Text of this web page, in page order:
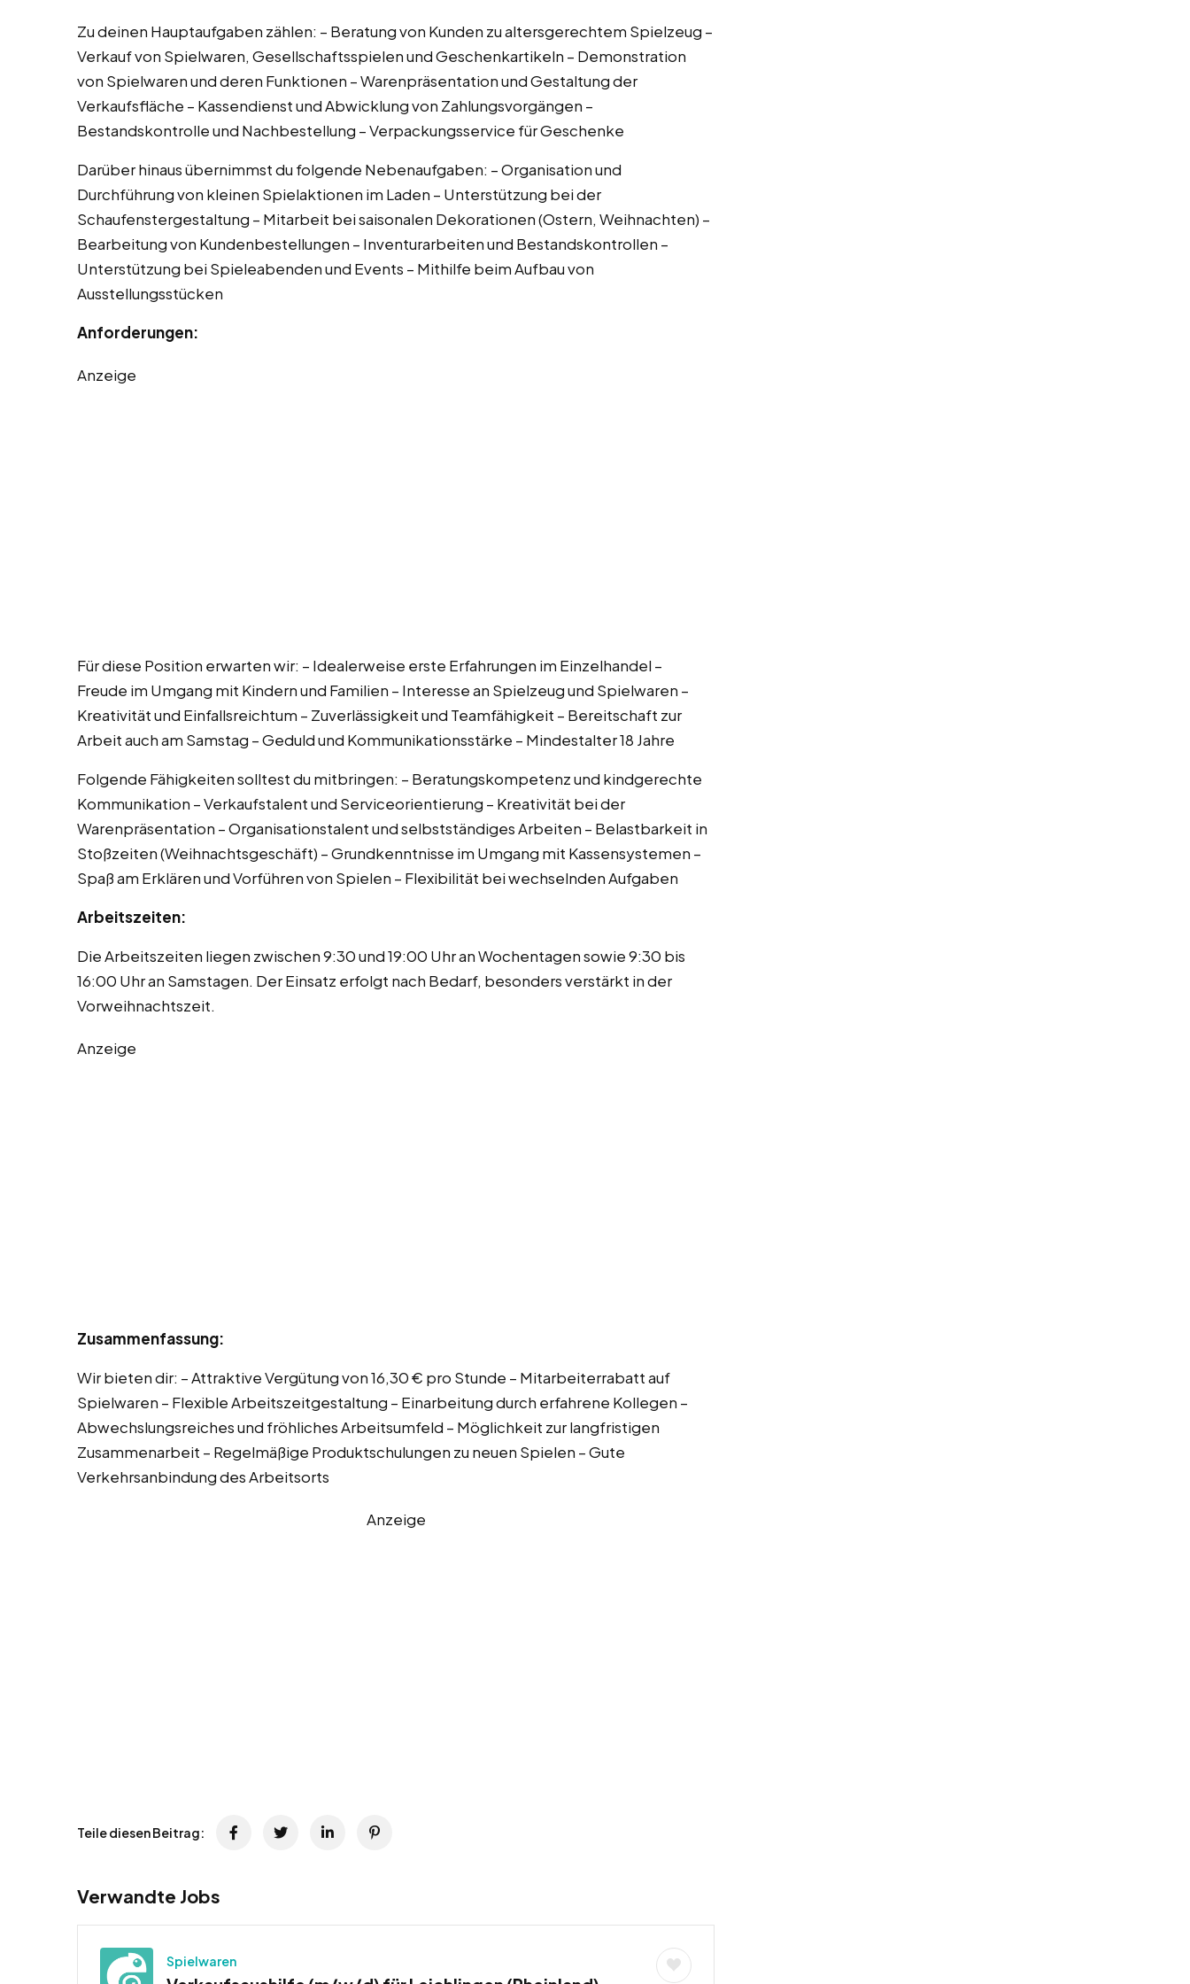
Zu deinen Hauptaufgaben zählen: – Beratung von Kunden zu altersgerechtem Spielzeug –
Verkauf von Spielwaren, Gesellschaftsspielen und Geschenkartikeln – Demonstration
von Spielwaren und deren Funktionen – Warenpräsentation und Gestaltung der
Verkaufsfläche – Kassendienst und Abwicklung von Zahlungsvorgängen –
Bestandskontrolle und Nachbestellung – Verpackungsservice für Geschenke
Darüber hinaus übernimmst du folgende Nebenaufgaben: – Organisation und
Durchführung von kleinen Spielaktionen im Laden – Unterstützung bei der
Schaufenstergestaltung – Mitarbeit bei saisonalen Dekorationen (Ostern, Weihnachten) –
Bearbeitung von Kundenbestellungen – Inventurarbeiten und Bestandskontrollen –
Unterstützung bei Spieleabenden und Events – Mithilfe beim Aufbau von
Ausstellungsstücken
Anforderungen:
Anzeige
Für diese Position erwarten wir: – Idealerweise erste Erfahrungen im Einzelhandel –
Freude im Umgang mit Kindern und Familien – Interesse an Spielzeug und Spielwaren –
Kreativität und Einfallsreichtum – Zuverlässigkeit und Teamfähigkeit – Bereitschaft zur
Arbeit auch am Samstag – Geduld und Kommunikationsstärke – Mindestalter 18 Jahre
Folgende Fähigkeiten solltest du mitbringen: – Beratungskompetenz und kindgerechte
Kommunikation – Verkaufstalent und Serviceorientierung – Kreativität bei der
Warenpräsentation – Organisationstalent und selbstständiges Arbeiten – Belastbarkeit in
Stoßzeiten (Weihnachtsgeschäft) – Grundkenntnisse im Umgang mit Kassensystemen –
Spaß am Erklären und Vorführen von Spielen – Flexibilität bei wechselnden Aufgaben
Arbeitszeiten:
Die Arbeitszeiten liegen zwischen 9:30 und 19:00 Uhr an Wochentagen sowie 9:30 bis
16:00 Uhr an Samstagen. Der Einsatz erfolgt nach Bedarf, besonders verstärkt in der
Vorweihnachtszeit.
Anzeige
Zusammenfassung:
Wir bieten dir: – Attraktive Vergütung von 16,30 € pro Stunde – Mitarbeiterrabatt auf
Spielwaren – Flexible Arbeitszeitgestaltung – Einarbeitung durch erfahrene Kollegen –
Abwechslungsreiches und fröhliches Arbeitsumfeld – Möglichkeit zur langfristigen
Zusammenarbeit – Regelmäßige Produktschulungen zu neuen Spielen – Gute
Verkehrsanbindung des Arbeitsorts
Anzeige
Teile diesen Beitrag:
Verwandte Jobs
Spielwaren